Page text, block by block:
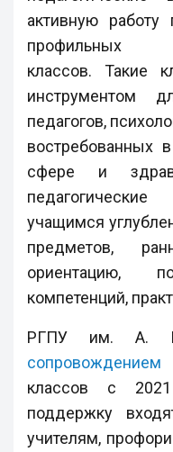
активную
профильных
классов. Такие
инструментом
педагогов,
востребованных
сфере и
учащимся
предметов,
ориентацию,
компетенций,
РГПУ им. А.
сопровождением
классов с
поддержку
учителям,